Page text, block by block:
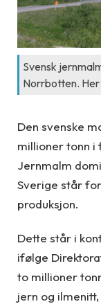
Svensk
Norrbotten.
Den svenske
millioner tonn i
Jernmalm
Sverige står
produksjon.
Dette står i
ifølge
to millioner
jern og